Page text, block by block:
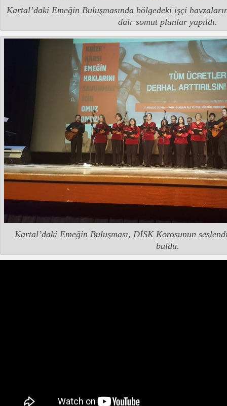
Kartal’daki Emeğin Buluşmasında bölgedeki işçi
dair somut planlar yapıldı.
Kartal’daki Emeğin Buluşması, DİSK Korosunun
buldu.